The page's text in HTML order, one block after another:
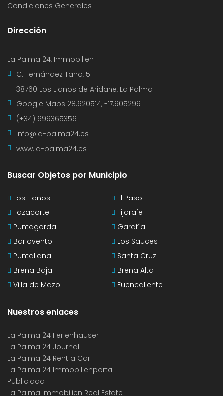
Condiciones Generales
Dirección
La Palma 24, Immobilien
C. Fernández Taño, 5
38760 Los Llanos de Aridane, La Palma
Google Maps 28.620514, -17.905299
(+34) 699365356
info@la-palma24.es
www.la-palma24.es
Buscar Objetos por Municipio
Los Llanos
El Paso
Tazacorte
Tijarafe
Puntagorda
Garafía
Barlovento
Los Sauces
Puntallana
Santa Cruz
Breña Baja
Breña Alta
Villa de Mazo
Fuencaliente
Nuestros enlaces
La Palma 24 Ferienhauser
La Palma 24 Journal
La Palma 24 Rent a Car
La Palma 24 Immobilienportal
Publicidad
La Palma Immobilien Real Estate